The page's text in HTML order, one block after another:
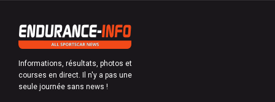
Informations, résultats, photos et
courses en direct. Il n'y a pas une
seule journée sans news !